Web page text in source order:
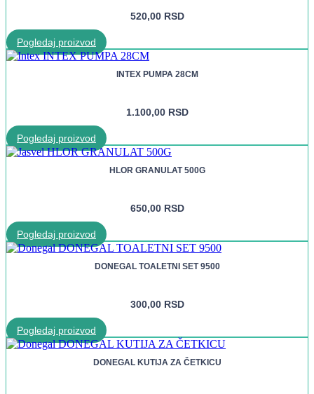
520,00 RSD
Pogledaj proizvod
INTEX PUMPA 28CM
1.100,00 RSD
Pogledaj proizvod
HLOR GRANULAT 500G
650,00 RSD
Pogledaj proizvod
DONEGAL TOALETNI SET 9500
300,00 RSD
Pogledaj proizvod
DONEGAL KUTIJA ZA ČETKICU